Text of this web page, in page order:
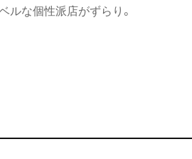
ルな個性派店がずらり。